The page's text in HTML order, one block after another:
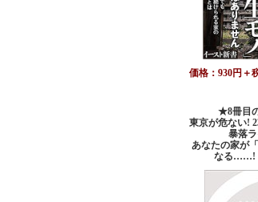
価格：930円＋
★8冊目
東京が危ない!
暴落
あなたの家が
なる